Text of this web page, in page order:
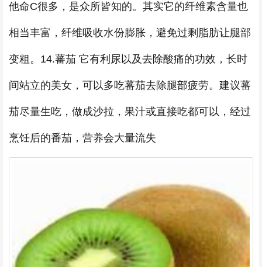
他命C很多，是众所皆知的。其实它的纤维素含量也
相当丰富，纤维吸收水份膨胀，避免过剩脂肪让腿部
变粗。14.蕃茄 它有利尿以及去除酸痛的功效，长时
间站立的美女，可以多吃蕃茄去除腿部疲劳。建议蕃
茄尽量生吃，做成沙拉，果汁或直接吃都可以，经过
烹饪后的番茄，营养会大量流失